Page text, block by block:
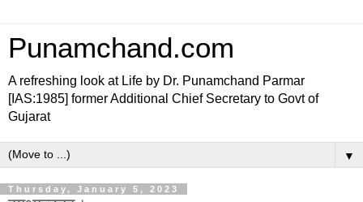
Punamchand.com
A refreshing look at Life by Dr. Punamchand Parmar
[IAS:1985] former Additional Chief Secretary to Govt of
Gujarat
▼
Thursday, January 5, 2023